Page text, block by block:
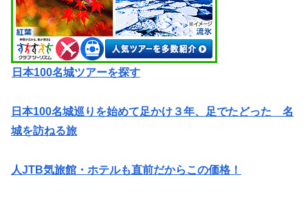
日本100名城ツアーを探す
日本100名城巡りを始めて足かけ３年、足でたどった 名
城を訪ねる旅
人JTB気旅館・ホテルも直前だからこの価格！